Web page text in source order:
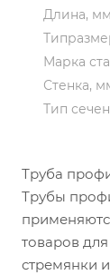
Длина, мм
Марка
Стенка,
Тип
Труба
Трубы
товаров
стремянки